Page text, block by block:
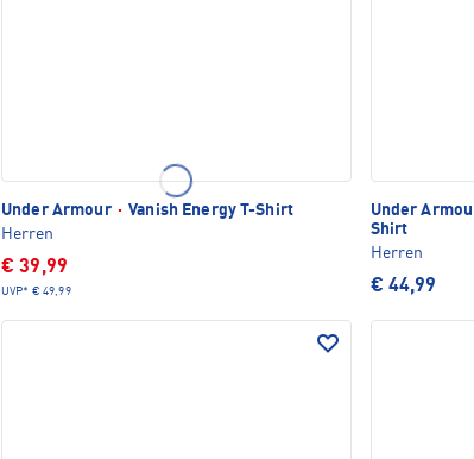
Under Armour · Vanish Energy T-Shirt
Herren
€ 39,99
UVP* € 49,99
Under
Shirt
Herren
€ 44,99